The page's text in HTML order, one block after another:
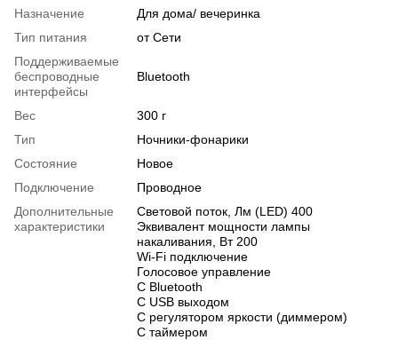
Назначение
Для дома/ вечеринка
Тип питания
от Сети
Поддерживаемые
беспроводные
интерфейсы
Bluetooth
Вес
300 г
Тип
Ночники-фонарики
Состояние
Новое
Подключение
Проводное
Дополнительные
характеристики
Световой поток, Лм (LED) 400
Эквивалент мощности лампы
накаливания, Вт 200
Wi-Fi подключение
Голосовое управление
С Bluetooth
С USB выходом
С регулятором яркости (диммером)
С таймером